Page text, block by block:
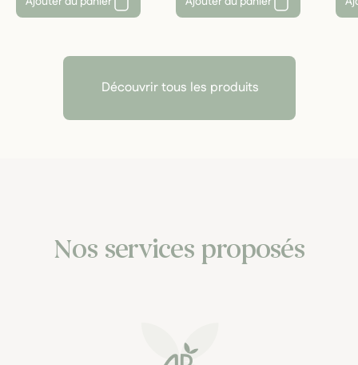
Découvrir tous les produits
Nos services proposés